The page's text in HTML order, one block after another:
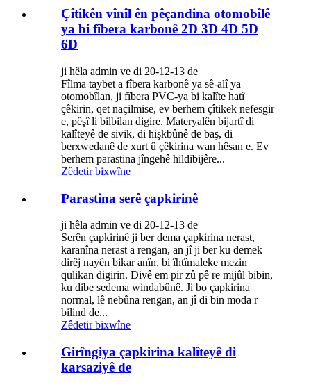
Çîtikên vînîl ên pêçandina otomobîlê
ya bi fîbera karbonê 2D 3D 4D 5D
6D
ji hêla admin ve di 20-12-13 de
Fîlma taybet a fîbera karbonê ya sê-alî ya
otomobîlan, ji fîbera PVC-ya bi kalîte hatî
çêkirin, qet naçilmise, ev berhem çîtikek nefesgir
e, pêşî li bilbilan digire. Materyalên bijartî di
kalîteyê de sivik, di hişkbûnê de baş, di
berxwedanê de xurt û çêkirina wan hêsan e. Ev
berhem parastina jîngehê hildibijêre...
Zêdetir bixwîne
Parastina serê çapkirinê
ji hêla admin ve di 20-12-13 de
Serên çapkirinê ji ber dema çapkirina nerast,
karanîna nerast a rengan, an jî ji ber ku demek
dirêj nayên bikar anîn, bi îhtîmaleke mezin
qulikan digirin. Divê em pir zû pê re mijûl bibin,
ku dibe sedema windabûnê. Ji bo çapkirina
normal, lê nebûna rengan, an jî di bin moda r
bilind de...
Zêdetir bixwîne
Girîngiya çapkirina kalîteyê di
karsaziyê de